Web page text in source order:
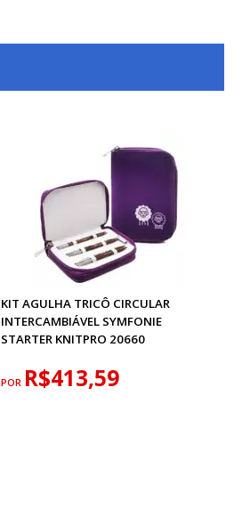
KIT AGULHA TRICÔ CIRCULAR
INTERCAMBIÁVEL SYMFONIE
STARTER KNITPRO 20660
POR R$413,59